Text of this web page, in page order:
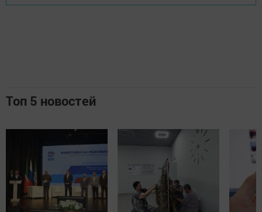
Топ 5 новостей